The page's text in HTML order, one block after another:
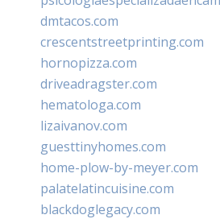
dmtacos.com
crescentstreetprinting.com
hornopizza.com
driveadragster.com
hematologa.com
lizaivanov.com
guesttinyhomes.com
home-plow-by-meyer.com
palatelatincuisine.com
blackdoglegacy.com